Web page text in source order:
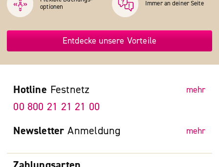
optionen
Immer an deiner Seite
Entdecke unsere Vorteile
Hotline Festnetz mehr
00 800 21 21 21 00
Newsletter Anmeldung mehr